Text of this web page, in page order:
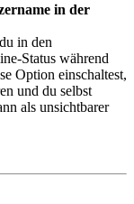
in der
in den
Status während
Option einschaltest,
und du selbst
als unsichtbarer